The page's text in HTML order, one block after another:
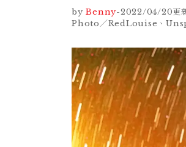
by Benny-2022/04/20更
Photo／RedLouise、